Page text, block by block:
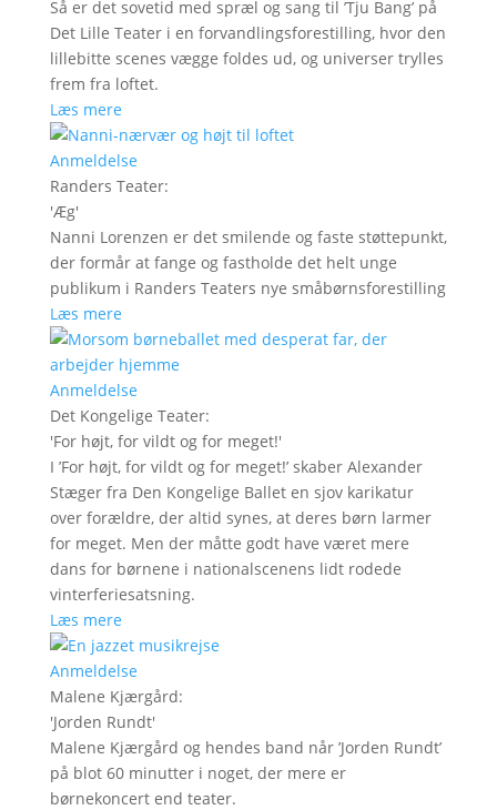
Så er det sovetid med spræl og sang til ’Tju Bang’ på
Det Lille Teater i en forvandlingsforestilling, hvor den
lillebitte scenes vægge foldes ud, og universer trylles
frem fra loftet.
Læs mere
Anmeldelse
Randers Teater:
'Æg'
Nanni Lorenzen er det smilende og faste støttepunkt,
der formår at fange og fastholde det helt unge
publikum i Randers Teaters nye småbørnsforestilling
Læs mere
Anmeldelse
Det Kongelige Teater:
'For højt, for vildt og for meget!'
I ’For højt, for vildt og for meget!’ skaber Alexander
Stæger fra Den Kongelige Ballet en sjov karikatur
over forældre, der altid synes, at deres børn larmer
for meget. Men der måtte godt have været mere
dans for børnene i nationalscenens lidt rodede
vinterferiesatsning.
Læs mere
Anmeldelse
Malene Kjærgård:
'Jorden Rundt'
Malene Kjærgård og hendes band når ’Jorden Rundt’
på blot 60 minutter i noget, der mere er
børnekoncert end teater.